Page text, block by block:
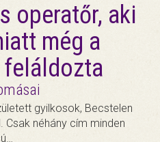
operatőr, aki
még a
gyilkosok, Becstelen
Csak néhány cím minden